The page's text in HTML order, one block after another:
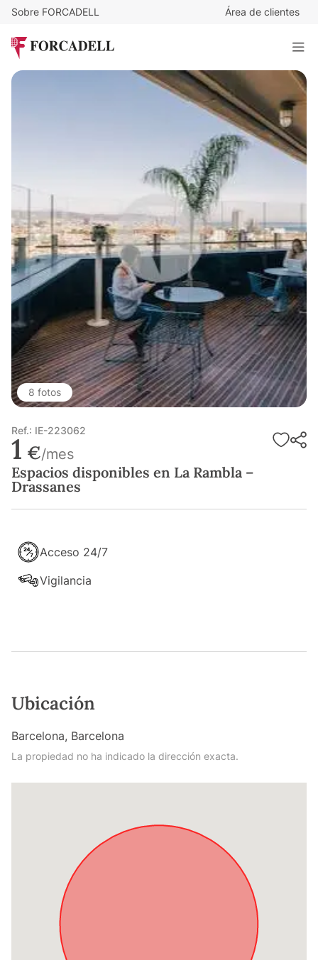
Sobre FORCADELL Área de clientes
Espacios disponibles en La Rambla – Drassanes
8 fotos
Ref.: IE-223062
1 €/mes
Espacios disponibles en La Rambla –
Drassanes
Acceso 24/7
Vigilancia
Ubicación
Barcelona, Barcelona
La propiedad no ha indicado la dirección exacta.